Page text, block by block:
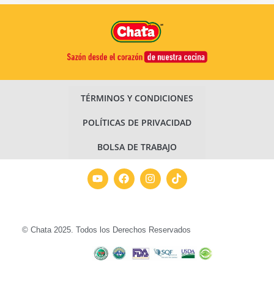
TÉRMINOS Y CONDICIONES
POLÍTICAS DE PRIVACIDAD
BOLSA DE TRABAJO
© Chata 2025. Todos los Derechos Reservados